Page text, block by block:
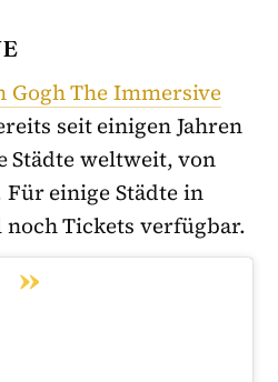
Gogh The Immersive
seit einigen Jahren
Städte weltweit, von
einige Städte in
Tickets verfügbar.